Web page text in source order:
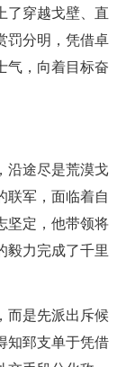
了穿越戈壁、直
罚分明，凭借卓
气，向着目标奋
途尽是荒漠戈
联军，面临着自
坚定，他带领将
毅力完成了千里
是先派出斥候
知郅支单于凭借